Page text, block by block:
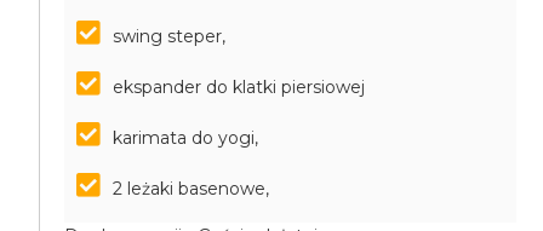
swing steper,
ekspander do klatki piersiowej
karimata do yogi,
2 leżaki basenowe,